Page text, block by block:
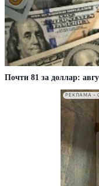
Почти 81 за доллар: